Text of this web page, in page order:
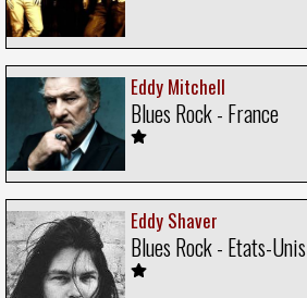
Eddy Mitchell
Blues Rock - France
Eddy Shaver
Blues Rock - Etats-Unis